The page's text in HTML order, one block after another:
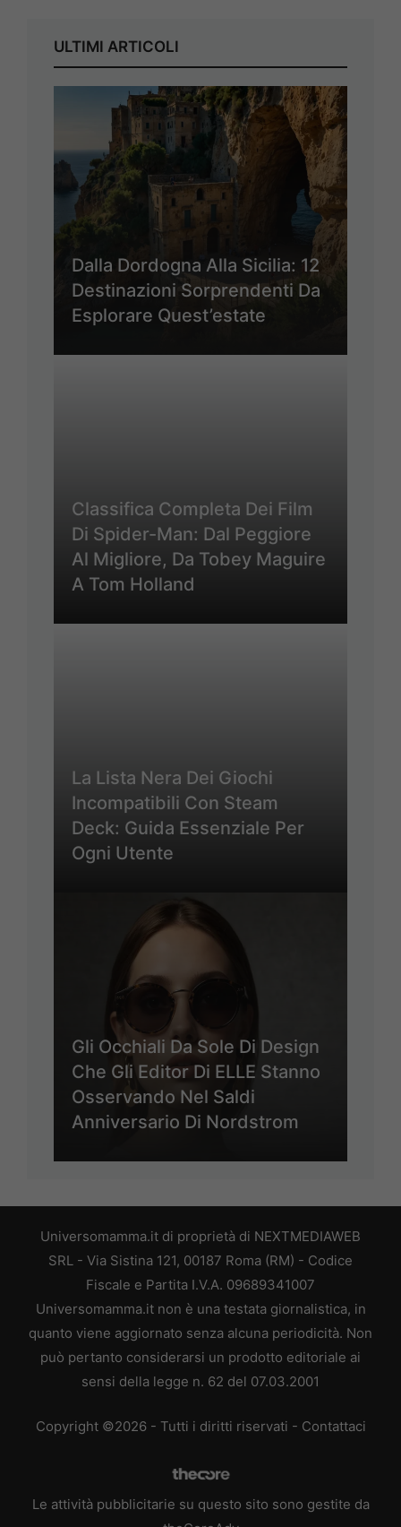
ULTIMI ARTICOLI
Dalla Dordogna Alla Sicilia: 12
Destinazioni Sorprendenti Da
Esplorare Quest’estate
Classifica Completa Dei Film
Di Spider-Man: Dal Peggiore
Al Migliore, Da Tobey Maguire
A Tom Holland
La Lista Nera Dei Giochi
Incompatibili Con Steam
Deck: Guida Essenziale Per
Ogni Utente
Gli Occhiali Da Sole Di Design
Che Gli Editor Di ELLE Stanno
Osservando Nel Saldi
Anniversario Di Nordstrom
Universomamma.it di proprietà di NEXTMEDIAWEB
SRL - Via Sistina 121, 00187 Roma (RM) - Codice
Fiscale e Partita I.V.A. 09689341007
Universomamma.it non è una testata giornalistica, in
quanto viene aggiornato senza alcuna periodicità. Non
può pertanto considerarsi un prodotto editoriale ai
sensi della legge n. 62 del 07.03.2001
Copyright ©2026 - Tutti i diritti riservati - Contattaci
Le attività pubblicitarie su questo sito sono gestite da